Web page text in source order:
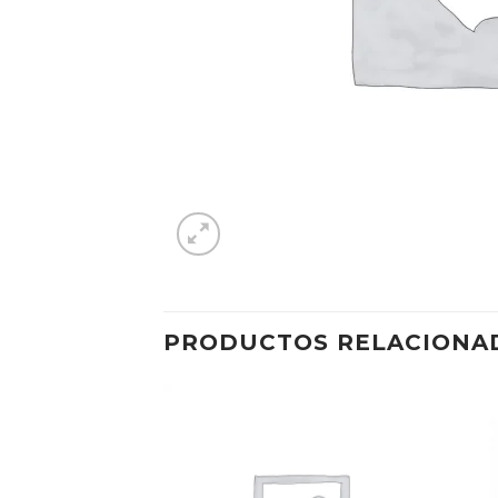
PRODUCTOS